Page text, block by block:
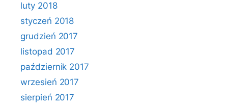
luty 2018
styczeń 2018
grudzień 2017
listopad 2017
październik 2017
wrzesień 2017
sierpień 2017